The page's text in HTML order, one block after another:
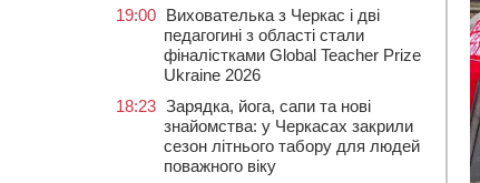
19:00 Вихователька з Черкас і дві
педагогині з області стали
фіналістками Global Teacher Prize
Ukraine 2026
18:23 Зарядка, йога, сапи та нові
знайомства: у Черкасах закрили
сезон літнього табору для людей
поважного віку